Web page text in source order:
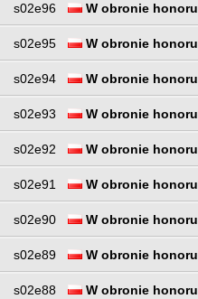
s02e96 W obronie honoru
s02e95 W obronie honoru
s02e94 W obronie honoru
s02e93 W obronie honoru
s02e92 W obronie honoru
s02e91 W obronie honoru
s02e90 W obronie honoru
s02e89 W obronie honoru
s02e88 W obronie honoru